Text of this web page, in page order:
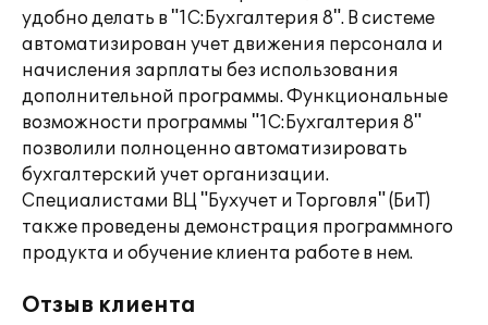
удобно делать в "1С:Бухгалтерия 8". В системе
автоматизирован учет движения персонала и
начисления зарплаты без использования
дополнительной программы. Функциональные
возможности программы "1С:Бухгалтерия 8"
позволили полноценно автоматизировать
бухгалтерский учет организации.
Специалистами ВЦ "Бухучет и Торговля" (БиТ)
также проведены демонстрация программного
продукта и обучение клиента работе в нем.
Отзыв клиента